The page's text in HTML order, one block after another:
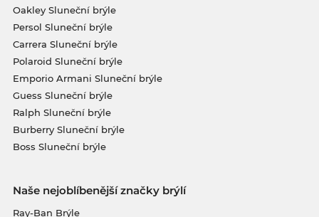
Oakley Sluneční brýle
Persol Sluneční brýle
Carrera Sluneční brýle
Polaroid Sluneční brýle
Emporio Armani Sluneční brýle
Guess Sluneční brýle
Ralph Sluneční brýle
Burberry Sluneční brýle
Boss Sluneční brýle
Naše nejoblíbenější značky brýlí
Ray-Ban Brýle